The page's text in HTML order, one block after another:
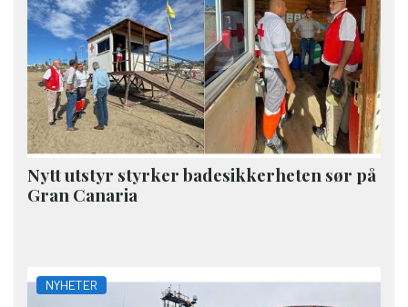
Nytt utstyr styrker badesikkerheten sør på
Gran Canaria
NYHETER